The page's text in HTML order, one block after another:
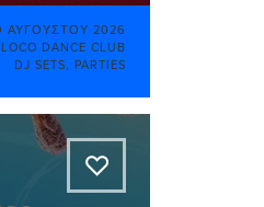
ΑΥΓΟΎΣΤΟΥ 2026
LOCO DANCE CLUB
DJ SETS
PARTIES
A